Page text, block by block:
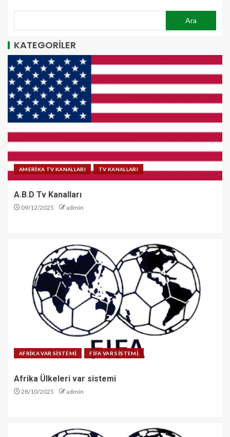
Ara
KATEGORİLER
AMERİKA TV KANALLARI TV KANALLARI
A.B.D Tv Kanalları
09/12/2025 admin
AFRİKA VAR SİSTEMİ FİFA VAR SİSTEMİ
Afrika Ülkeleri var sistemi
28/10/2025 admin